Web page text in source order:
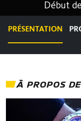
Début
PRÉSENTATION
À PROPOS